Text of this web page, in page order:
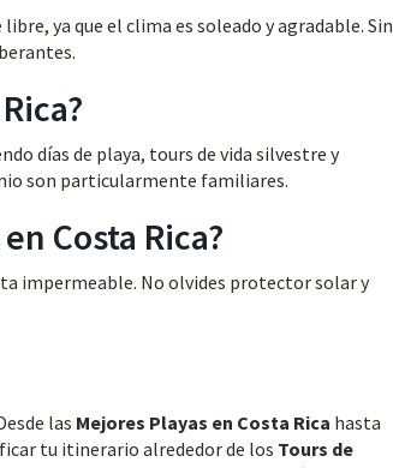
ya que el clima es soleado y agradable. Sin
días de playa, tours de vida silvestre y
son particularmente familiares.
Costa Rica?
impermeable. No olvides protector solar y
las Mejores Playas en Costa Rica hasta
tu itinerario alrededor de los Tours de